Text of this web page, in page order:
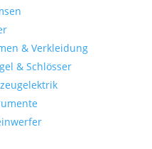
& Verkleidung
& Schlösser